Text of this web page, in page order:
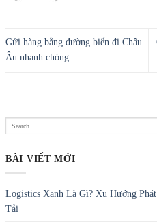
Gửi hàng bằng đường biển đi Châu
Âu nhanh chóng
BÀI VIẾT MỚI
Logistics Xanh Là Gì? Xu Hướng
Tải